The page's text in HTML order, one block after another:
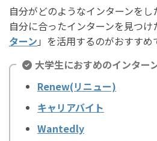
自分がどのようなインターンをし
自分に合ったインターンを見つけ
ターン 」を活用するのがおすすめ
大学生におすめのインター
Renew(リニュー)
キャリアバイト
Wantedly